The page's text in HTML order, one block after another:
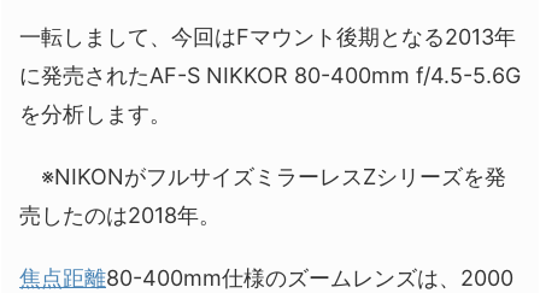
一転しまして、今回はFマウント後期となる2013年
に発売されたAF-S NIKKOR 80-400mm f/4.5-5.6G
を分析します。
※NIKONがフルサイズミラーレスZシリーズを発
売したのは2018年。
焦点距離80-400mm仕様のズームレンズは、2000